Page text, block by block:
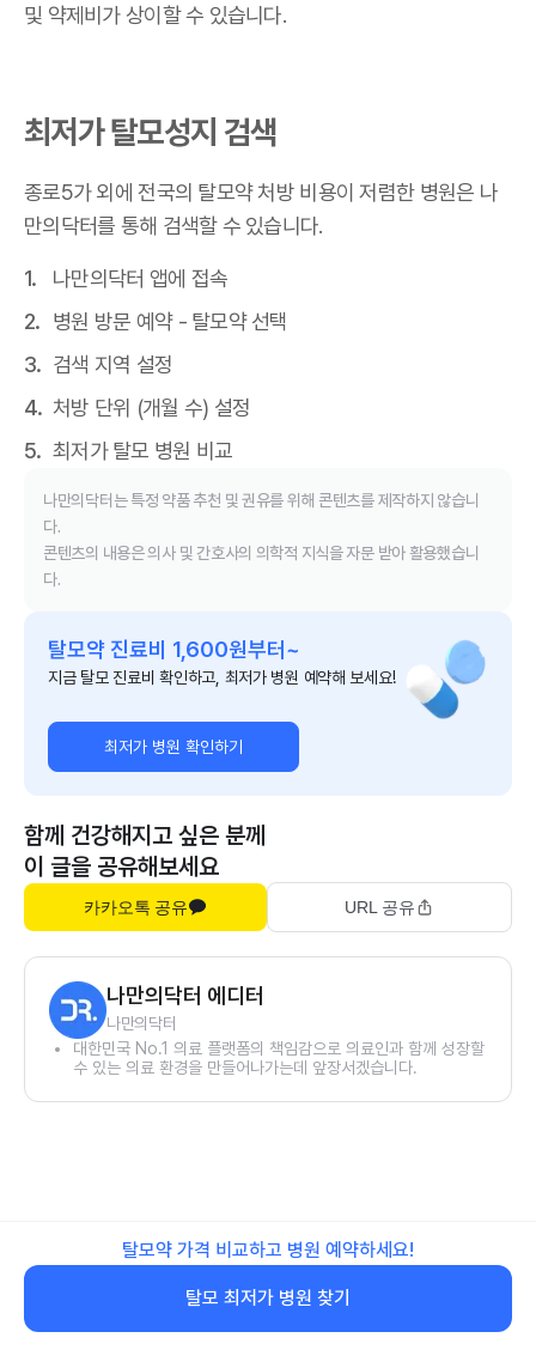
및 약제비가 상이할 수 있습니다.
최저가 탈모성지 검색
종로5가 외에 전국의 탈모약 처방 비용이 저렴한 병원은 나
만의닥터를 통해 검색할 수 있습니다.
나만의닥터 앱에 접속
병원 방문 예약 - 탈모약 선택
검색 지역 설정
처방 단위 (개월 수) 설정
최저가 탈모 병원 비교
나만의닥터는 특정 약품 추천 및 권유를 위해 콘텐츠를 제작하지 않습니
다.
콘텐츠의 내용은 의사 및 간호사의 의학적 지식을 자문 받아 활용했습니
다.
탈모약 진료비 1,600원부터~
지금 탈모 진료비 확인하고, 최저가 병원 예약해 보세요!
최저가 병원 확인하기
함께 건강해지고 싶은 분께
이 글을 공유해보세요
카카오톡 공유 URL 공유
나만의닥터 에디터
나만의닥터
대한민국 No.1 의료 플랫폼의 책임감으로 의료인과 함께 성장할
수 있는 의료 환경을 만들어나가는데 앞장서겠습니다.
탈모약 가격 비교하고 병원 예약하세요!
탈모 최저가 병원 찾기